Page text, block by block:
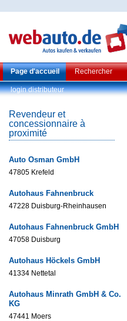
Page d'accueil Rechercher
login distributeur
Revendeur et
concessionnaire à
proximité
Auto Osman GmbH
47805 Krefeld
Autohaus Fahnenbruck
47228 Duisburg-Rheinhausen
Autohaus Fahnenbruck GmbH
47058 Duisburg
Autohaus Höckels GmbH
41334 Nettetal
Autohaus Minrath GmbH & Co.
KG
47441 Moers